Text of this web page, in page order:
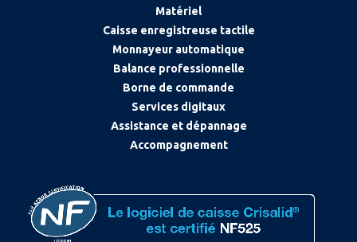
Matériel
Caisse enregistreuse tactile
Monnayeur automatique
Balance professionnelle
Borne de commande
Services digitaux
Assistance et dépannage
Accompagnement